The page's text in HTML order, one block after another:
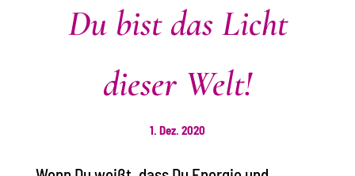
Du bist das Licht
dieser Welt!
1. Dez. 2020